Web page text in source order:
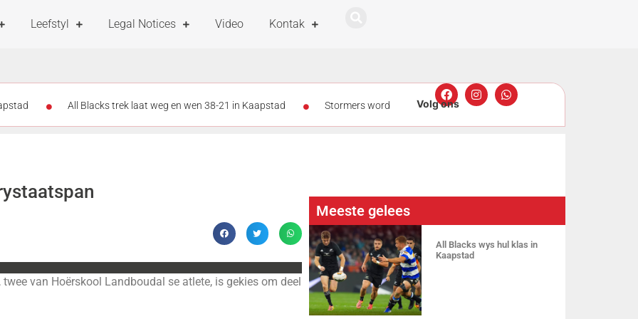
Leefstyl Legal Notices Video Kontak
All Blacks trek laat weg en wen 38-21 in Kaapstad Stormers word
van Hoërskool Landboudal se atlete, is gekies om deel
Meeste gelees
All Blacks wys hul klas in
Kaapstad